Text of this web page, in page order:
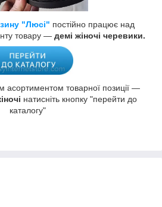
"Люсі" постійно працює над
товару — демі жіночі черевики.
асортиментом товарної позиції —
натисніть кнопку "перейти до
каталогу"